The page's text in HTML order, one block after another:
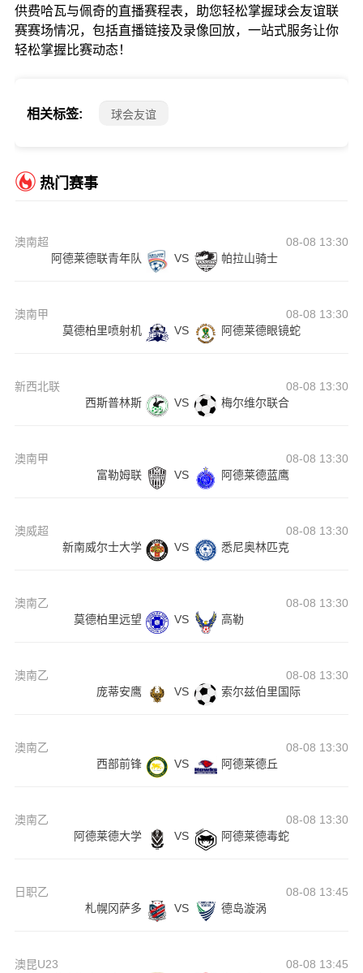
供费哈瓦与佩奇的直播赛程表，助您轻松掌握球会友谊联
赛赛场情况，包括直播链接及录像回放，一站式服务让你
轻松掌握比赛动态！
相关标签: 球会友谊
热门赛事
澳南超
08-08 13:30
阿德莱德联青年队
VS 帕拉山骑士
澳南甲
08-08 13:30
莫德柏里喷射机
VS 阿德莱德眼镜蛇
新西北联
08-08 13:30
西斯普林斯
VS 梅尔维尔联合
澳南甲
08-08 13:30
富勒姆联
VS 阿德莱德蓝鹰
澳威超
08-08 13:30
新南威尔士大学
VS 悉尼奥林匹克
澳南乙
08-08 13:30
莫德柏里远望
VS 高勒
澳南乙
08-08 13:30
庞蒂安鹰
VS 索尔兹伯里国际
澳南乙
08-08 13:30
西部前锋
VS 阿德莱德丘
澳南乙
08-08 13:30
阿德莱德大学
VS 阿德莱德毒蛇
日职乙
08-08 13:45
札幌冈萨多
VS 德岛漩涡
澳昆U23
08-08 13:45